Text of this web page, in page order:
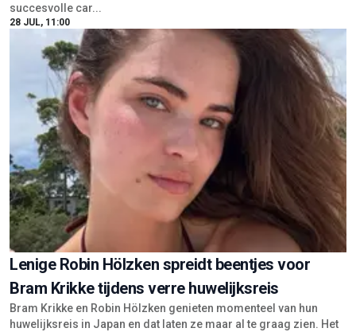
succesvolle car...
28 JUL, 11:00
Lenige Robin Hölzken spreidt beentjes voor
Bram Krikke tijdens verre huwelijksreis
Bram Krikke en Robin Hölzken genieten momenteel van hun
huwelijksreis in Japan en dat laten ze maar al te graag zien. Het